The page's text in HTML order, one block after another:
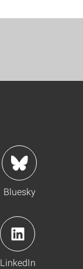
Bluesky
LinkedIn